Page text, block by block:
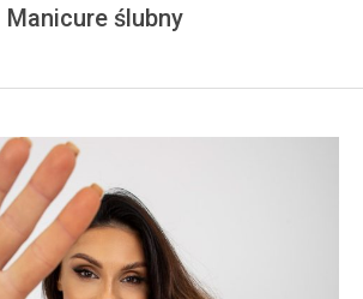
Manicure ślubny